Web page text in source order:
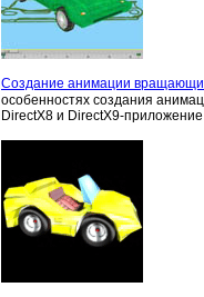
Создание анимации
особенностях создания
DirectX8 и DirectX9-